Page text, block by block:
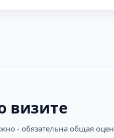
визите
- обязательна общая